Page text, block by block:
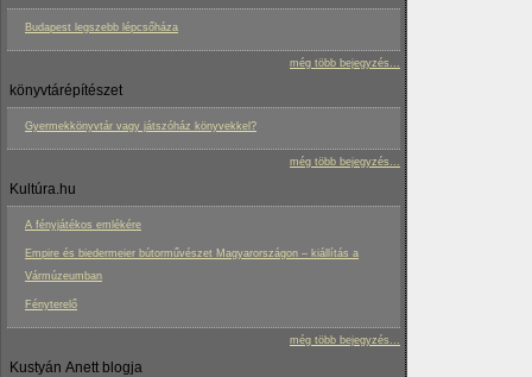
Budapest legszebb lépcsőháza
még több bejegyzés...
könyvtárépítészet
Gyermekkönyvtár vagy játszóház könyvekkel?
még több bejegyzés...
Kultúra.hu
A fényjátékos emlékére
Empire és biedermeier bútorművészet Magyarországon – kiállítás a
Vármúzeumban
Fényterelő
még több bejegyzés...
Kustyán Anett blogja